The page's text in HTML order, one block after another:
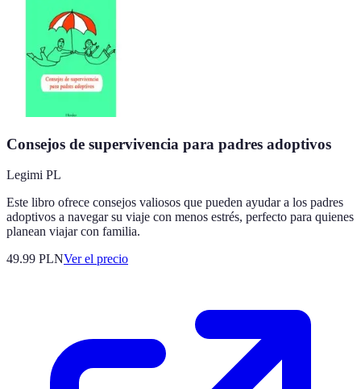
Consejos de supervivencia para padres adoptivos
Legimi PL
Este libro ofrece consejos valiosos que pueden ayudar a los padres
adoptivos a navegar su viaje con menos estrés, perfecto para quienes
planean viajar con familia.
49.99 PLNVer el precio